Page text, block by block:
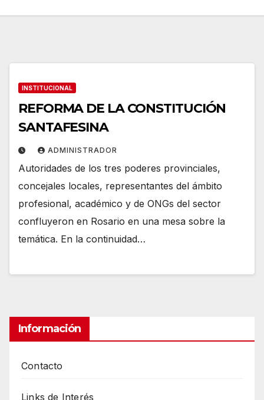
INSTITUCIONAL
REFORMA DE LA CONSTITUCIÓN
SANTAFESINA
ADMINISTRADOR
Autoridades de los tres poderes provinciales,
concejales locales, representantes del ámbito
profesional, académico y de ONGs del sector
confluyeron en Rosario en una mesa sobre la
temática. En la continuidad…
Información
Contacto
Links de Interés